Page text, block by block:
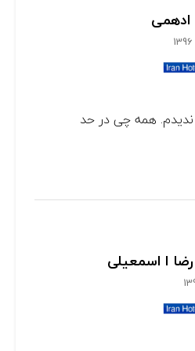
همه چی در حد
ا اسمعیلی